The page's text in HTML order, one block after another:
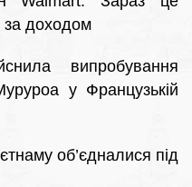
за доходом
випробування
у Французькій
об’єдналися під